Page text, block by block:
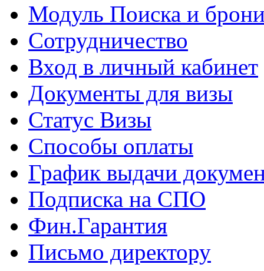
Модуль Поиска и
Сотрудничество
Вход в личный кабинет
Документы для визы
Статус Визы
Способы оплаты
График выдачи
Подписка на СПО
Фин.Гарантия
Письмо директору